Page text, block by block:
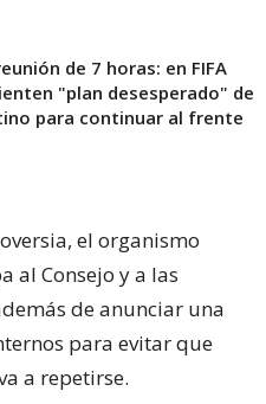
de 7 horas: en FIFA
"plan desesperado" de
para continuar al frente
el organismo
al Consejo y a las
de anunciar una
para evitar que
a repetirse.